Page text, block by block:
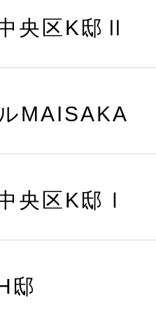
央区K邸Ⅱ
MAISAKA
央区K邸Ⅰ
邸